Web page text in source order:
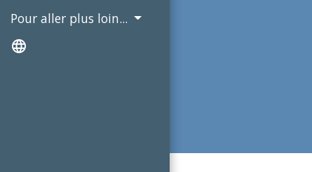
Pour aller plus loin...
language